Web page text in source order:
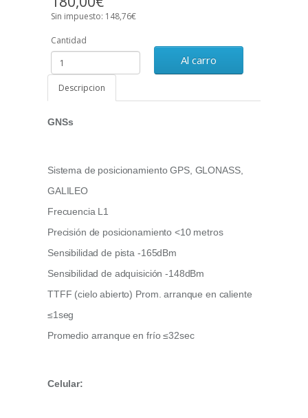
Sin impuesto: 148,76€
Cantidad
Al carro
Descripcion
GNSs
Sistema de posicionamiento GPS, GLONASS,
GALILEO
Frecuencia L1
Precisión de posicionamiento <10 metros
Sensibilidad de pista -165dBm
Sensibilidad de adquisición -148dBm
TTFF (cielo abierto) Prom. arranque en caliente
≤1seg
Promedio arranque en frío ≤32sec
Celular: